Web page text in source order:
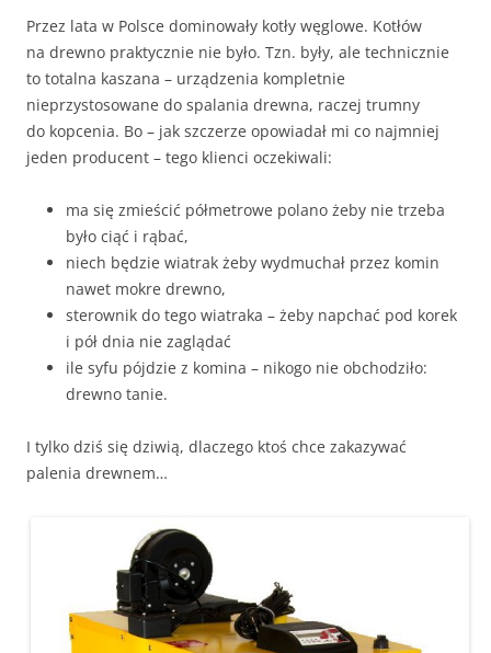
Przez lata w Polsce dominowały kotły węglowe. Kotłów
na drewno praktycznie nie było. Tzn. były, ale technicznie
to totalna kaszana – urządzenia kompletnie
nieprzystosowane do spalania drewna, raczej trumny
do kopcenia. Bo – jak szczerze opowiadał mi co najmniej
jeden producent – tego klienci oczekiwali:
ma się zmieścić półmetrowe polano żeby nie trzeba
było ciąć i rąbać,
niech będzie wiatrak żeby wydmuchał przez komin
nawet mokre drewno,
sterownik do tego wiatraka – żeby napchać pod korek
i pół dnia nie zaglądać
ile syfu pójdzie z komina – nikogo nie obchodziło:
drewno tanie.
I tylko dziś się dziwią, dlaczego ktoś chce zakazywać
palenia drewnem…